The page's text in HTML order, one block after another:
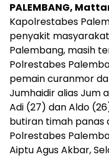
PALEMBANG,
Kapolrestabes
penyakit
Palembang, masih
Polrestabes
pemain curanmor
Jumhaidir alias Jum
Adi (27) dan Aldo
butiran timah panas
Polrestabes
Aiptu Agus Akbar,